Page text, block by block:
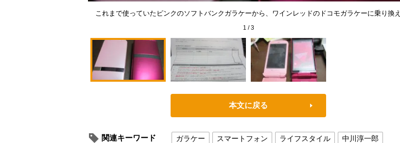
これまで使っていたピンクのソフトバンクガラケーから、ワインレッドのドコモガラケーに乗り換え
1 /3
本文に戻る
関連キーワード ガラケー スマートフォン ライフスタイル
中川淳一郎